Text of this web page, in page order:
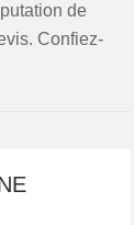
de
Confiez-